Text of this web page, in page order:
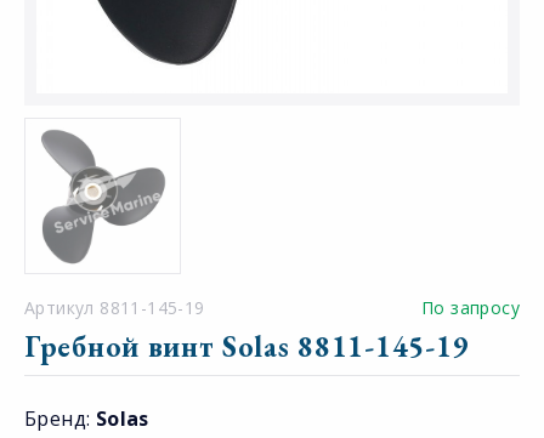
Артикул 8811-145-19 По запросу
Гребной винт Solas 8811-145-19
Бренд: Solas